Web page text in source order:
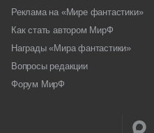
Реклама на «Мире фантастики»
Как стать автором МирФ
Награды «Мира фантастики»
Вопросы редакции
Форум МирФ